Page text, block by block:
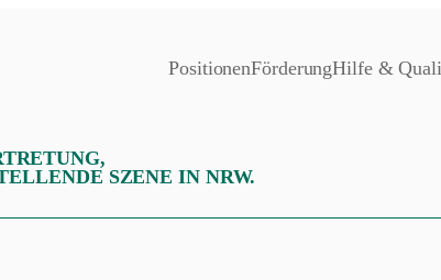
PositionenFörderungHilfe &
SZENE IN NRW.